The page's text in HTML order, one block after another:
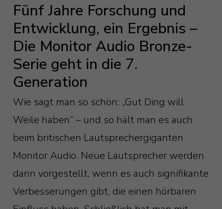
Fünf Jahre Forschung und
Entwicklung, ein Ergebnis –
Die Monitor Audio Bronze-
Serie geht in die 7.
Generation
Wie sagt man so schön: „Gut Ding will
Weile haben“ – und so hält man es auch
beim britischen Lautsprechergiganten
Monitor Audio. Neue Lautsprecher werden
dann vorgestellt, wenn es auch signifikante
Verbesserungen gibt, die einen hörbaren